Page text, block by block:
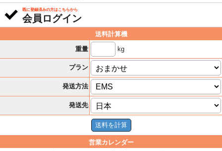
既に登録済みの方はこちらから
会員ログイン
送料計算機
重量
kg
プラン
発送方法
発送先
営業カレンダー